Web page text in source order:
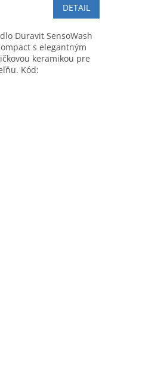
DETAIL
Duravit SensoWash
s elegantným
keramikou pre
Kód: